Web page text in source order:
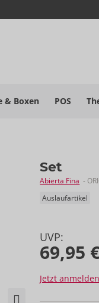
& Boxen POS
Set
Abierta Fina -
Auslaufartikel
UVP:
69,95
Jetzt